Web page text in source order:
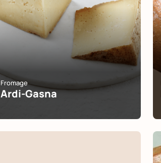
Fromage
Ardi-Gasna